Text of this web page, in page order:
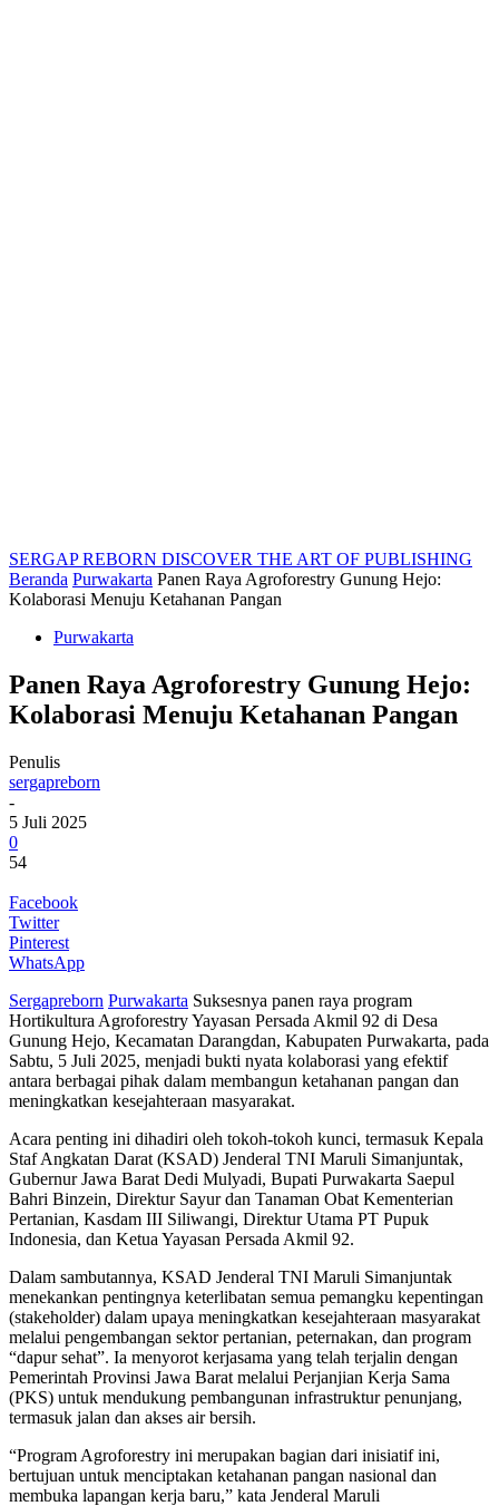
SERGAP REBORN DISCOVER THE ART OF PUBLISHING
Beranda Purwakarta Panen Raya Agroforestry Gunung Hejo:
Kolaborasi Menuju Ketahanan Pangan
Purwakarta
Panen Raya Agroforestry Gunung Hejo:
Kolaborasi Menuju Ketahanan Pangan
Penulis
sergapreborn
-
5 Juli 2025
0
54
Facebook
Twitter
Pinterest
WhatsApp
Sergapreborn Purwakarta Suksesnya panen raya program
Hortikultura Agroforestry Yayasan Persada Akmil 92 di Desa
Gunung Hejo, Kecamatan Darangdan, Kabupaten Purwakarta, pada
Sabtu, 5 Juli 2025, menjadi bukti nyata kolaborasi yang efektif
antara berbagai pihak dalam membangun ketahanan pangan dan
meningkatkan kesejahteraan masyarakat.
Acara penting ini dihadiri oleh tokoh-tokoh kunci, termasuk Kepala
Staf Angkatan Darat (KSAD) Jenderal TNI Maruli Simanjuntak,
Gubernur Jawa Barat Dedi Mulyadi, Bupati Purwakarta Saepul
Bahri Binzein, Direktur Sayur dan Tanaman Obat Kementerian
Pertanian, Kasdam III Siliwangi, Direktur Utama PT Pupuk
Indonesia, dan Ketua Yayasan Persada Akmil 92.
Dalam sambutannya, KSAD Jenderal TNI Maruli Simanjuntak
menekankan pentingnya keterlibatan semua pemangku kepentingan
(stakeholder) dalam upaya meningkatkan kesejahteraan masyarakat
melalui pengembangan sektor pertanian, peternakan, dan program
“dapur sehat”. Ia menyorot kerjasama yang telah terjalin dengan
Pemerintah Provinsi Jawa Barat melalui Perjanjian Kerja Sama
(PKS) untuk mendukung pembangunan infrastruktur penunjang,
termasuk jalan dan akses air bersih.
“Program Agroforestry ini merupakan bagian dari inisiatif ini,
bertujuan untuk menciptakan ketahanan pangan nasional dan
membuka lapangan kerja baru,” kata Jenderal Maruli